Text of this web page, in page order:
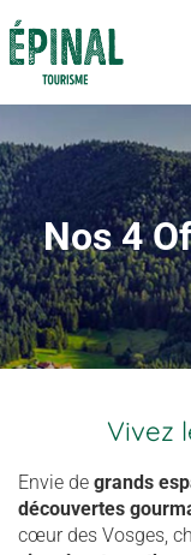
Nos 4
Vivez
Envie de grands
découvertes
cœur des Vosges,